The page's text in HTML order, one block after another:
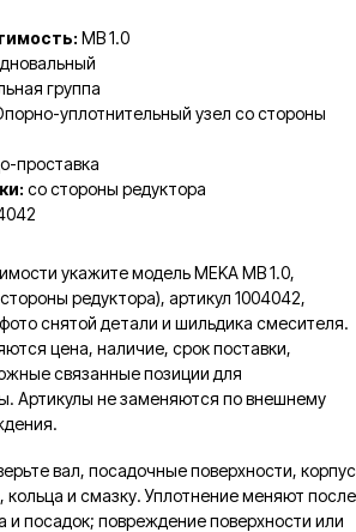
MB 1.0
группа
уплотнительный узел со стороны
проставка
со стороны редуктора
укажите модель MEKA MB 1.0,
редуктора), артикул 1004042,
снятой детали и шильдика смесителя.
цена, наличие, срок поставки,
связанные позиции для
Артикулы не заменяются по внешнему
вал, посадочные поверхности, корпус
и смазку. Уплотнение меняют после
и посадок; повреждение поверхности или